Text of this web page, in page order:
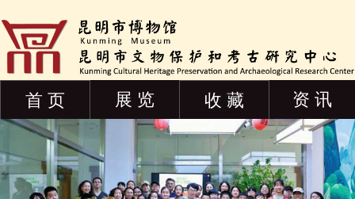
首 页 展 览 收 藏 资 讯